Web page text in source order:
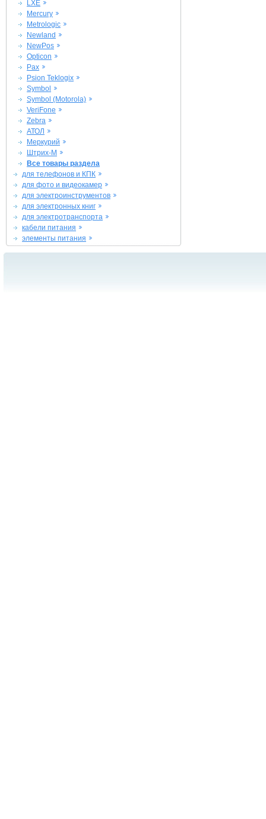
LXE
Mercury
Metrologic
Newland
NewPos
Opticon
Pax
Psion Teklogix
Symbol
Symbol (Motorola)
VeriFone
Zebra
АТОЛ
Меркурий
Штрих-М
Все товары раздела
для телефонов и КПК
для фото и видеокамер
для электроинструментов
для электронных книг
для электротранспорта
кабели питания
элементы питания